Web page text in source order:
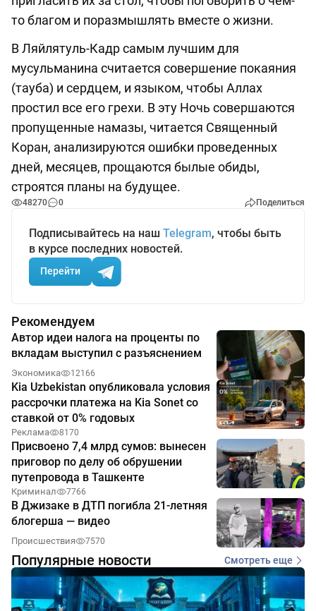
то благом и поразмышлять вместе о жизни.
В Ляйлятуль-Кадр самым лучшим для
мусульманина считается совершение покаяния
(тауба) и сердцем, и языком, чтобы Аллах
простил все его грехи. В эту Ночь совершаются
пропущенные намазы, читается Священный
Коран, анализируются ошибки проведенных
дней, месяцев, прощаются былые обиды,
строятся планы на будущее.
48270 0 Поделиться
Подписывайтесь на наш Telegram, чтобы быть
в курсе последних новостей.
Перейти
Рекомендуем
Автор идеи налога на проценты по
вкладам выступил с разъяснением
Экономика 12166
Kia Uzbekistan опубликовала условия
рассрочки платежа на Kia Sonet со
ставкой от 0% годовых
Реклама 8170
Присвоено 7,4 млрд сумов: вынесен
приговор по делу об обрушении
путепровода в Ташкенте
Криминал 7766
В Джизаке в ДТП погибла 21-летняя
блогерша — видео
Происшествия 7570
Популярные новости Смотреть еще